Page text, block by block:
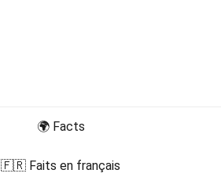
🌍 Facts
🇫🇷 Faits en français